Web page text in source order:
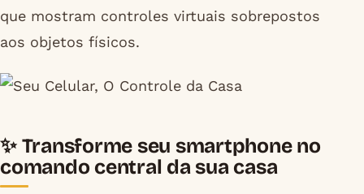
que mostram controles virtuais sobrepostos
aos objetos físicos.
✨ Transforme seu smartphone no
comando central da sua casa